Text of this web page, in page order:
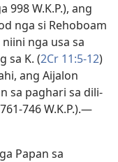
W.K.P.), ang
nga si Rehoboam
nga usa sa
sa K. (2Cr 11:5-12)
ang Aijalon
sa paghari sa dili-
746 W.K.P.).​—
Papan sa